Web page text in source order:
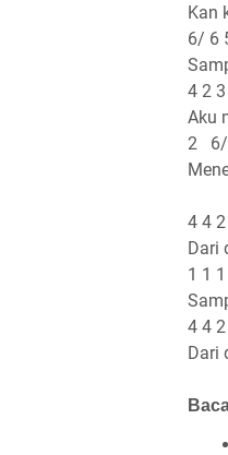
Kan
6/ 6
4 2
Aku
2 6/
4 4
Dari
1 1
4 4
Dari